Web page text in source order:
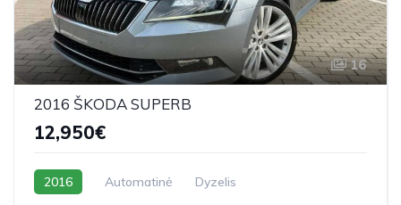
16
2016 ŠKODA SUPERB
12,950€
2016 Automatinė Dyzelis